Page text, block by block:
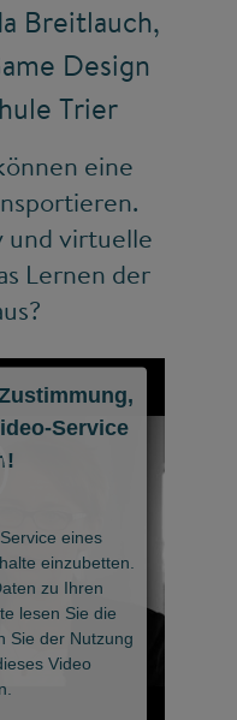
Service
eines
einzubetten.
zu Ihren
lesen Sie die
Sie der Nutzung
Video
Breitlauch,
Design
Trier
eine
und virtuelle
Lernen der